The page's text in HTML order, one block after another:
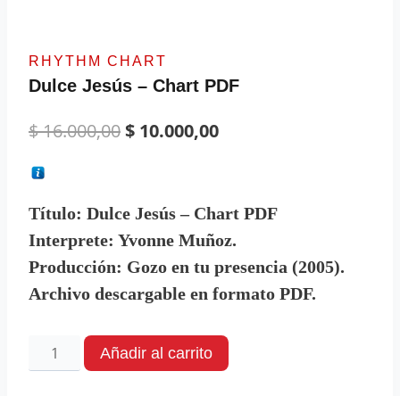
RHYTHM CHART
Dulce Jesús – Chart PDF
$16.000,00$ 10.000,00
Título: Dulce Jesús – Chart PDF
Interprete: Yvonne Muñoz.
Producción: Gozo en tu presencia (2005).
Archivo descargable en formato PDF.
Añadir al carrito